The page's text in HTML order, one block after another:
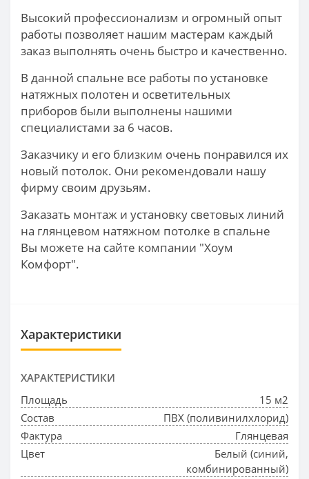
Высокий профессионализм и огромный опыт
работы позволяет нашим мастерам каждый
заказ выполнять очень быстро и качественно.
В данной спальне все работы по установке
натяжных полотен и осветительных
приборов были выполнены нашими
специалистами за 6 часов.
Заказчику и его близким очень понравился их
новый потолок. Они рекомендовали нашу
фирму своим друзьям.
Заказать монтаж и установку световых линий
на глянцевом натяжном потолке в спальне
Вы можете на сайте компании "Хоум
Комфорт".
Характеристики
ХАРАКТЕРИСТИКИ
Площадь
15 м2
Состав
ПВХ (поливинилхлорид)
Фактура
Глянцевая
Цвет
Белый (синий,
комбинированный)